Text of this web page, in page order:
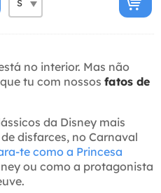
no interior. Mas não
tu com nossos fatos de
da Disney mais
disfarces, no Carnaval
te como a Princesa
ou como a protagonista